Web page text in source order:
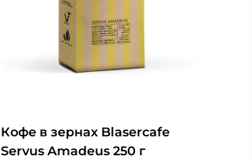
Кофе в зернах Blasercafe
Servus Amadeus 250 г